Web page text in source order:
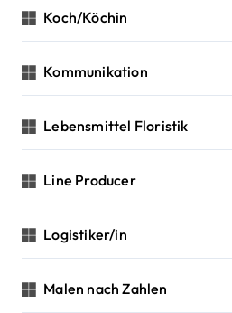
Koch/Köchin
Kommunikation
Lebensmittel Floristik
Line Producer
Logistiker/in
Malen nach Zahlen